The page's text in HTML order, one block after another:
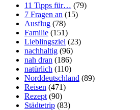
11 Tipps für… (79)
7 Fragen an (15)
Ausflug (78)
Familie (151)
Lieblingsziel (23)
nachhaltig (96)
nah dran (186)
natürlich (110)
Norddeutschland (89)
Reisen (471)
Rezept (90)
Städtetrip (83)